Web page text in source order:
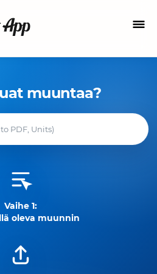
muuntaa?
Vaihe 1:
oleva muunnin